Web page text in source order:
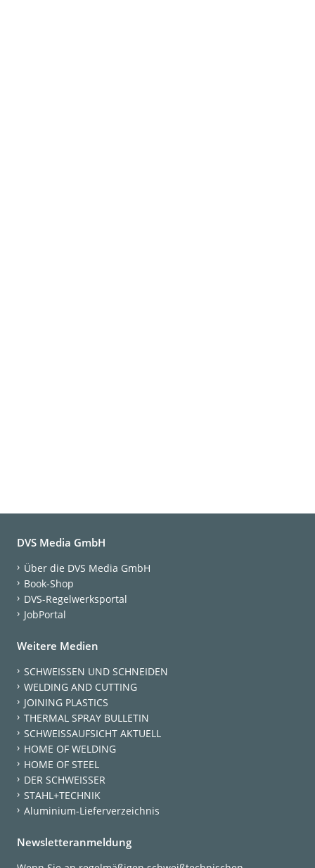
DVS Media GmbH
Über die DVS Media GmbH
Book-Shop
DVS-Regelwerksportal
JobPortal
Weitere Medien
SCHWEISSEN UND SCHNEIDEN
WELDING AND CUTTING
JOINING PLASTICS
THERMAL SPRAY BULLETIN
SCHWEISSAUFSICHT AKTUELL
HOME OF WELDING
HOME OF STEEL
DER SCHWEISSER
STAHL+TECHNIK
Aluminium-Lieferverzeichnis
Newsletteranmeldung